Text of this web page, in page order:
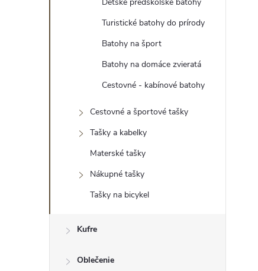
Turistické batohy do prírody
Batohy na šport
Batohy na domáce zvieratá
Cestovné - kabínové batohy
Cestovné a športové tašky
Tašky a kabelky
Materské tašky
Nákupné tašky
Tašky na bicykel
Kufre
Oblečenie